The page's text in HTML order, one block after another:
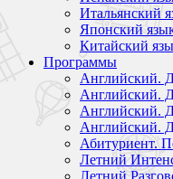
Итальянский
Японский
Китайский
Программы
Английский.
Английский.
Английский.
Английский.
Абитуриент.
Летний
Летний